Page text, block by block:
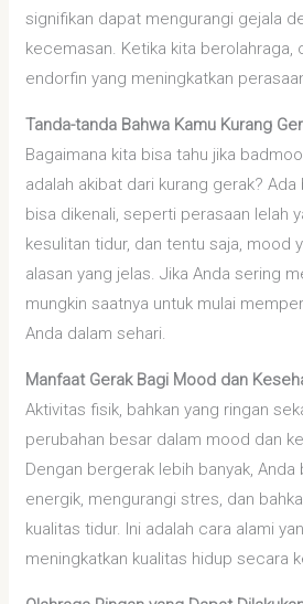
signifikan dapat mengurangi gejala
kecemasan. Ketika kita berolahraga,
endorfin yang meningkatkan
Tanda-tanda Bahwa Kamu Kurang
Bagaimana kita bisa tahu jika
adalah akibat dari kurang gerak?
bisa dikenali, seperti perasaan lelah
kesulitan tidur, dan tentu saja, mood
alasan yang jelas. Jika Anda sering
mungkin saatnya untuk mulai
Anda dalam sehari.
Manfaat Gerak Bagi Mood dan
Aktivitas fisik, bahkan yang ringan
perubahan besar dalam mood dan
Dengan bergerak lebih banyak,
energik, mengurangi stres, dan
kualitas tidur. Ini adalah cara alami
meningkatkan kualitas hidup secara